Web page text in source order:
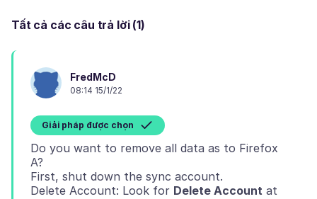
Tất cả các câu trả lời (1)
FredMcD
08:14 15/1/22
Giải pháp được chọn
Do you want to remove all data as to Firefox
A?
First, shut down the sync account.
Delete Account: Look for Delete Account at